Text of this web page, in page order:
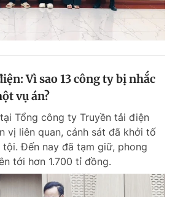
Tòa soạn Chính sách bảo
Toàn
Trung
GP - BTTTT cấp ngày 24.3.2020
về Báo Thanh Niên. Cấm sao chép
có sự chấp thuận bằng văn bản.
JSC.
Vì sao 13 công ty bị nhắc
vụ án?
Tổng công ty Truyền tải điện
vị liên quan, cảnh sát đã khởi tố
Đến nay đã tạm giữ, phong
tới hơn 1.700 tỉ đồng.